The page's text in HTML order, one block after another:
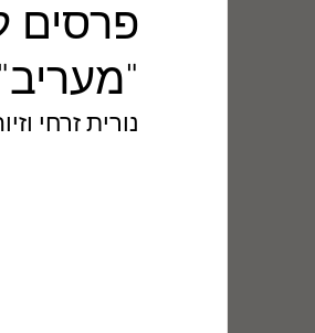
פרסים
"מעריב"
נורית זרחי